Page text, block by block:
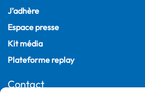
J’adhère
Espace presse
Kit média
Plateforme replay
Contact